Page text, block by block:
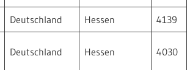
Deutschland Hessen 4139
Deutschland Hessen 4030